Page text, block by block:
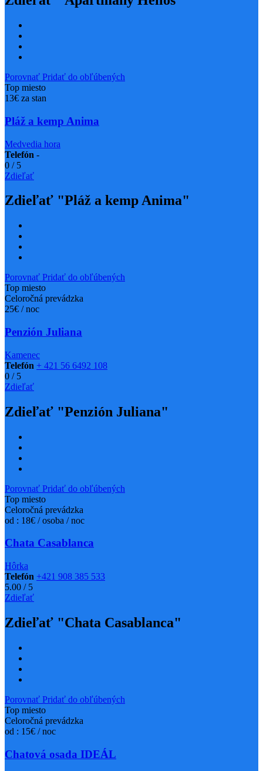
Porovnať Pridať do obľúbených
Top miesto
13€ za stan
Pláž a kemp Anima
Medvedia hora
Telefón -
0 /5
Zdieľať
Zdieľať "Pláž a kemp Anima"
Porovnať Pridať do obľúbených
Top miesto
Celoročná prevádzka
25€ / noc
Penzión Juliana
Kamenec
Telefón + 421 56 6492 108
0 /5
Zdieľať
Zdieľať "Penzión Juliana"
Porovnať Pridať do obľúbených
Top miesto
Celoročná prevádzka
od : 18€ / osoba / noc
Chata Casablanca
Hôrka
Telefón +421 908 385 533
5.00 /5
Zdieľať
Zdieľať "Chata Casablanca"
Porovnať Pridať do obľúbených
Top miesto
Celoročná prevádzka
od : 15€ / noc
Chatová osada IDEÁL